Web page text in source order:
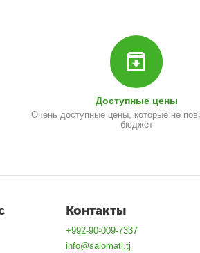
Доступные цены
Очень доступные цены, которые не
бюджет
Контакты
+992-90-009-7337
info@salomati.tj